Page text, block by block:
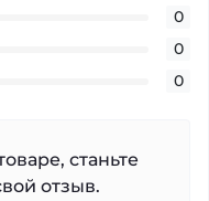
0
0
0
станьте
отзыв.